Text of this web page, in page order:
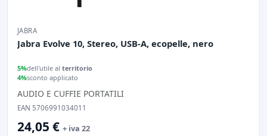
JABRA
Jabra Evolve 10, Stereo, USB-A, ecopelle, nero
5%dell'utile al territorio
4%sconto applicato
AUDIO E CUFFIE PORTATILI
EAN 5706991034011
24,05 € + iva 22